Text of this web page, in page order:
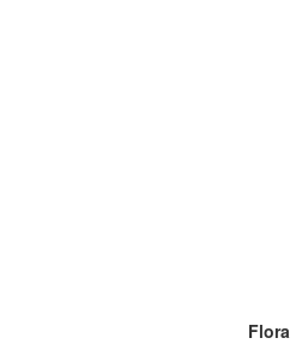
Flora